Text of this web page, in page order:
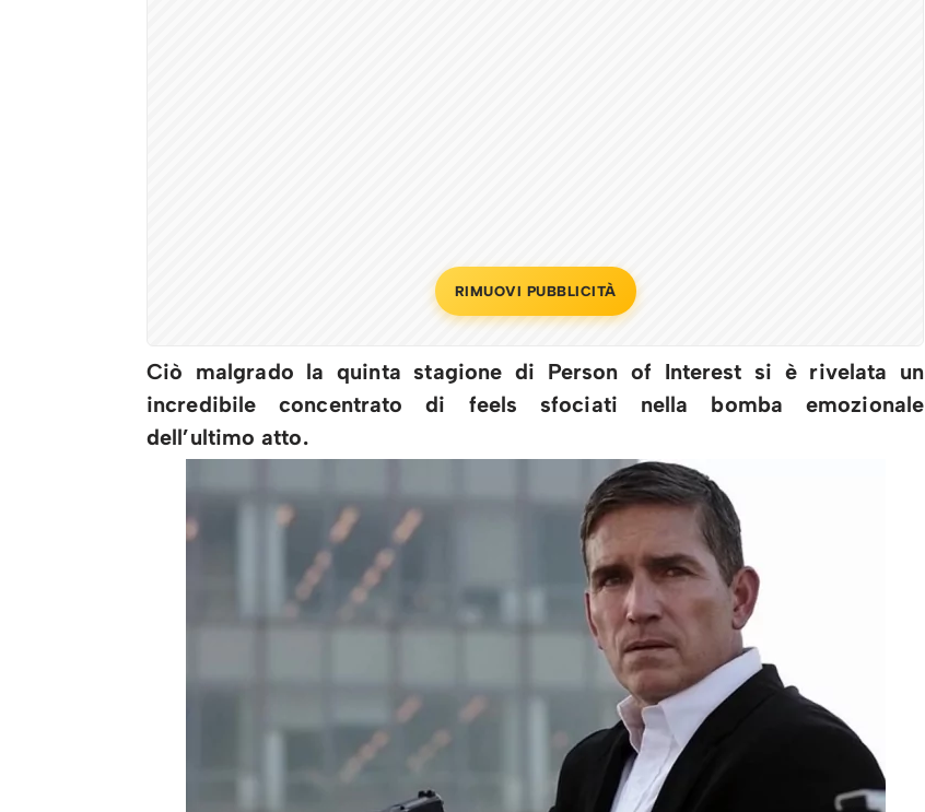
RIMUOVI PUBBLICITÀ
Ciò malgrado la quinta stagione di Person of Interest si è rivelata un
incredibile concentrato di feels sfociati nella bomba emozionale
dell’ultimo atto.